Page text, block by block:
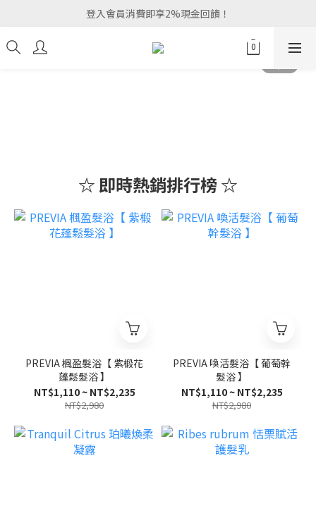
登入會員消費即享2%現金回饋！
☆ 即時熱銷排行榜 ☆
PREVIA 楓盈髮浴【 紫椴花
蓬鬆髮浴 】
NT$1,110 ~ NT$2,235
NT$2,980
PREVIA 喚活髮浴【 葡萄幹
髮浴 】
NT$1,110 ~ NT$2,235
NT$2,980